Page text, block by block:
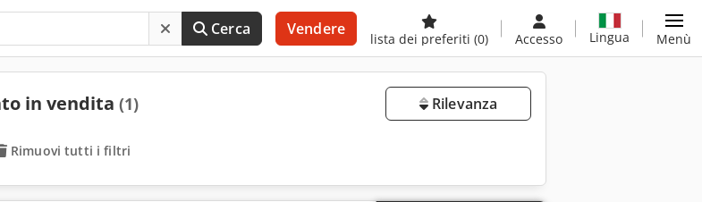
Cerca Vendere
lista dei preferiti (0) Accesso Lingua Menù
in vendita (1) Rilevanza
Rimuovi tutti i filtri